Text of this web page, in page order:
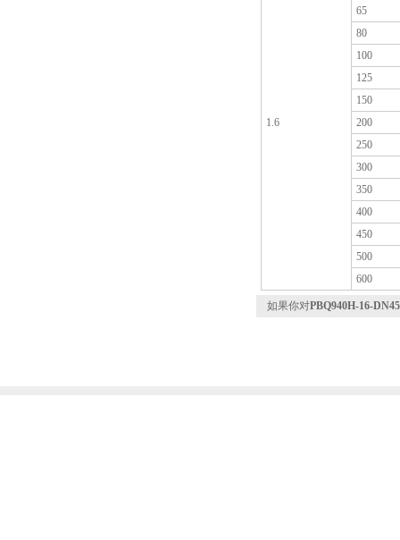
1.6
65
80
100
125
150
200
250
300
350
400
450
500
600
如果你对PBQ940H-16-